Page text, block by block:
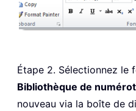
Étape 2. Sélectionnez le
Bibliothèque de
nouveau via la boîte de